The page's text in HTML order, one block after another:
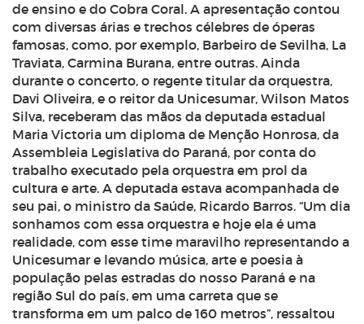
de ensino e do Cobra Coral. A apresentação contou
com diversas árias e trechos célebres de óperas
famosas, como, por exemplo, Barbeiro de Sevilha, La
Traviata, Carmina Burana, entre outras. Ainda
durante o concerto, o regente titular da orquestra,
Davi Oliveira, e o reitor da Unicesumar, Wilson Matos
Silva, receberam das mãos da deputada estadual
Maria Victoria um diploma de Menção Honrosa, da
Assembleia Legislativa do Paraná, por conta do
trabalho executado pela orquestra em prol da
cultura e arte. A deputada estava acompanhada de
seu pai, o ministro da Saúde, Ricardo Barros. “Um dia
sonhamos com essa orquestra e hoje ela é uma
realidade, com esse time maravilho representando a
Unicesumar e levando música, arte e poesia à
população pelas estradas do nosso Paraná e na
região Sul do país, em uma carreta que se
transforma em um palco de 160 metros”, ressaltou